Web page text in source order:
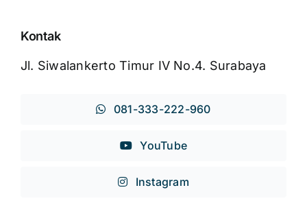
Kontak
Jl. Siwalankerto Timur IV No.4. Surabaya
081-333-222-960
YouTube
Instagram